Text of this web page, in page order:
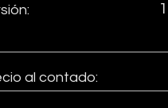
al contado: